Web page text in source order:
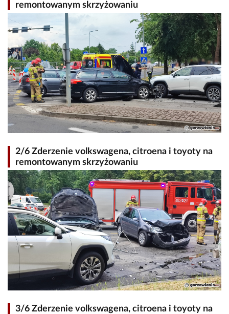
remontowanym skrzyżowaniu
2/6 Zderzenie volkswagena, citroena i toyoty na
remontowanym skrzyżowaniu
3/6 Zderzenie volkswagena, citroena i toyoty na